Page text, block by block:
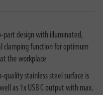
part design with illuminated,
clamping function for optimum
the workplace
stainless steel surface is
as 1x USB C output with max.